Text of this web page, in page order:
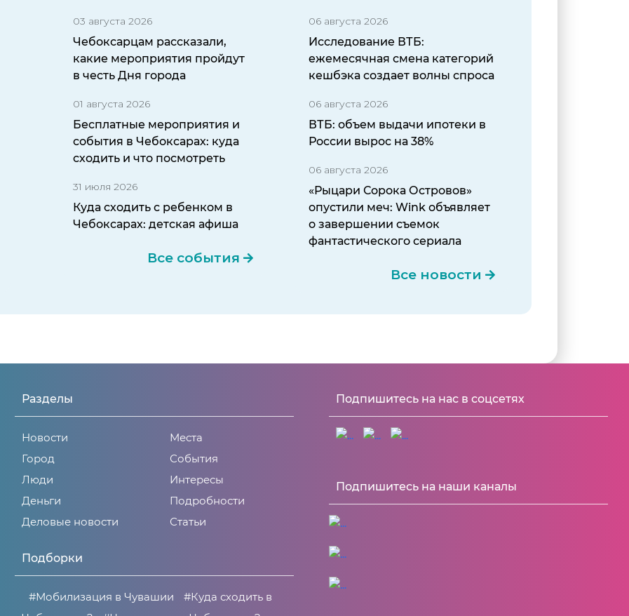
03 августа 2026
Чебоксарцам рассказали,
какие мероприятия пройдут
в честь Дня города
01 августа 2026
Бесплатные мероприятия и
события в Чебоксарах: куда
сходить и что посмотреть
31 июля 2026
Куда сходить с ребенком в
Чебоксарах: детская афиша
Все события
06 августа 2026
Исследование ВТБ:
ежемесячная смена категорий
кешбэка создает волны спроса
06 августа 2026
ВТБ: объем выдачи ипотеки в
России вырос на 38%
06 августа 2026
«Рыцари Сорока Островов»
опустили меч: Wink объявляет
о завершении съемок
фантастического сериала
Все новости
Разделы
Новости
Город
Люди
Деньги
Деловые новости
Места
События
Интересы
Подробности
Статьи
Подборки
#Мобилизация в Чувашии
#Куда сходить в
Подпишитесь на нас в соцсетях
Подпишитесь на наши каналы